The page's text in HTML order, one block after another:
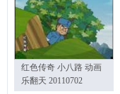
红色传奇 小八路 动画
乐翻天 20110702